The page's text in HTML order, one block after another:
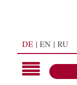
DE EN RU